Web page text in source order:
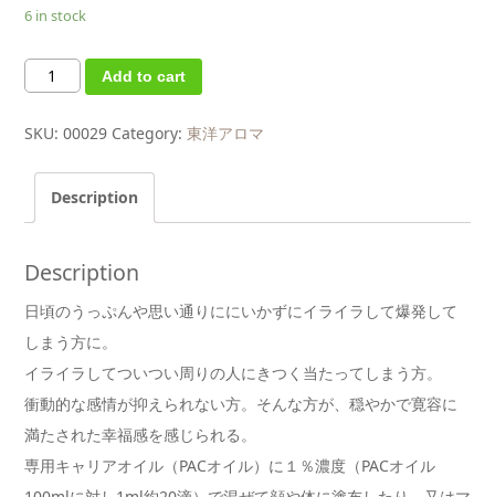
6 in stock
東
ア
マ
®
レ
ア
オ
イ
や
か
ー
quantity
Add to cart
SKU: 00029 Category: 東洋アロマ
Description
Description
日頃のうっぷんや思い通りににいかずにイライラして爆発して
しまう方に。
イライラしてついつい周りの人にきつく当たってしまう方。
衝動的な感情が抑えられない方。そんな方が、穏やかで寛容に
満たされた幸福感を感じられる。
専用キャリアオイル（PACオイル）に１％濃度（PACオイル